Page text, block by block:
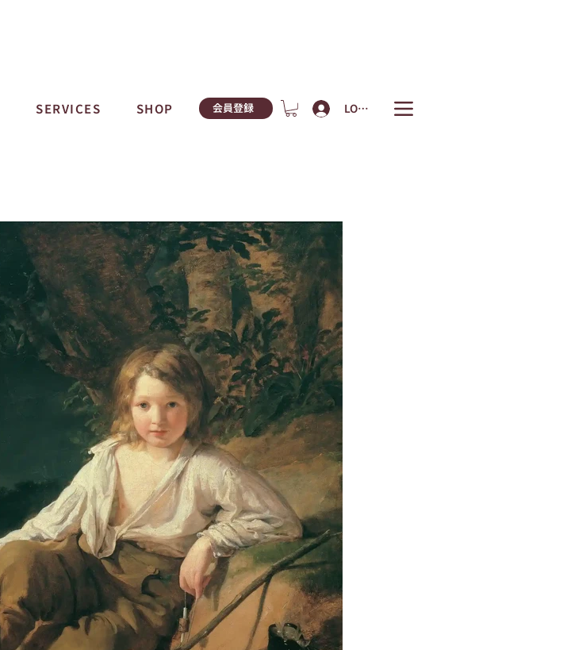
SERVICES SHOP 会員登録 LOGIN